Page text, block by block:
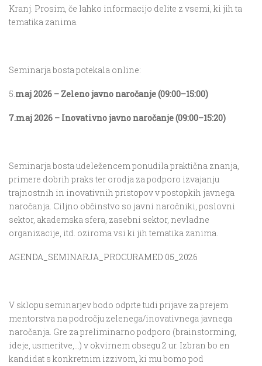
Kranj. Prosim, če lahko informacijo delite z vsemi, ki jih ta
tematika zanima.
Seminarja bosta potekala online:
5.maj 2026 – Zeleno javno naročanje (09:00–15:00)
7.maj 2026 – Inovativno javno naročanje (09:00–15:20)
Seminarja bosta udeležencem ponudila praktična znanja,
primere dobrih praks ter orodja za podporo izvajanju
trajnostnih in inovativnih pristopov v postopkih javnega
naročanja. Ciljno občinstvo so javni naročniki, poslovni
sektor, akademska sfera, zasebni sektor, nevladne
organizacije, itd. oziroma vsi ki jih tematika zanima.
AGENDA_SEMINARJA_PROCURAMED 05_2026
V sklopu seminarjev bodo odprte tudi prijave za prejem
mentorstva na področju zelenega/inovativnega javnega
naročanja. Gre za preliminarno podporo (brainstorming,
ideje, usmeritve,…) v okvirnem obsegu 2 ur. Izbran bo en
kandidat s konkretnim izzivom, ki mu bomo pod